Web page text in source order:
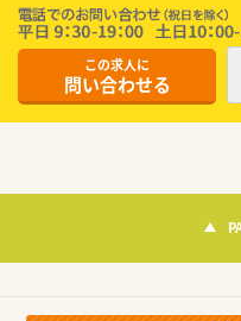
この求人に
問い合わせる